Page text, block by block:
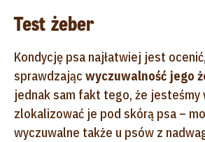
Test żeber
Kondycję psa najłatwiej jest ocenić,
sprawdzając wyczuwalność jego
jednak sam fakt tego, że jesteśmy
zlokalizować je pod skórą psa –
wyczuwalne także u psów z